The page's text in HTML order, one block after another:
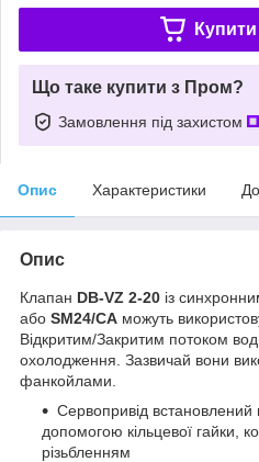
Купити
Що таке купити з Пром?
Замовлення під захистом
Опис Характеристики
Опис
Клапан DB-VZ 2-20 із
або SM24/CA можуть
Відкритим/Закритим потоком
охолодження. Зазвичай вони
фанкойлами.
Сервопривід встановлений
допомогою кільцевої гайки,
різьбленням